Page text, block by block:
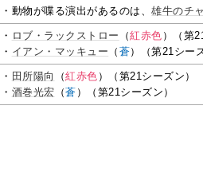
・動物が喋る演出があるのは、雄牛のチ
・ ロブ・ラックストロー （紅赤色 ）（第
・ イアン・マッキュー （ 蒼）（第21シー
・ 田所陽向 （紅赤色 ）（第21シーズン）
・ 酒巻光宏 （蒼 ）（第21シーズン）